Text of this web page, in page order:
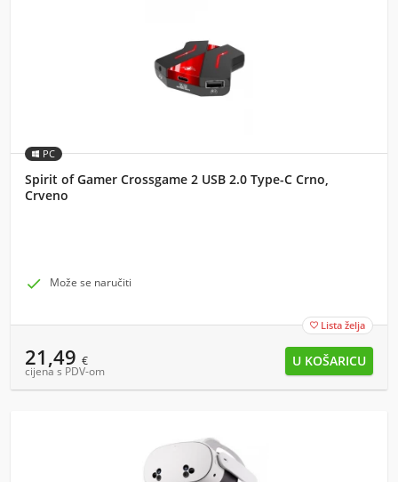
PC
Spirit of Gamer Crossgame 2 USB 2.0 Type-C Crno,
Crveno
 Može se naručiti
 Lista želja
21,49 €
cijena s PDV-om